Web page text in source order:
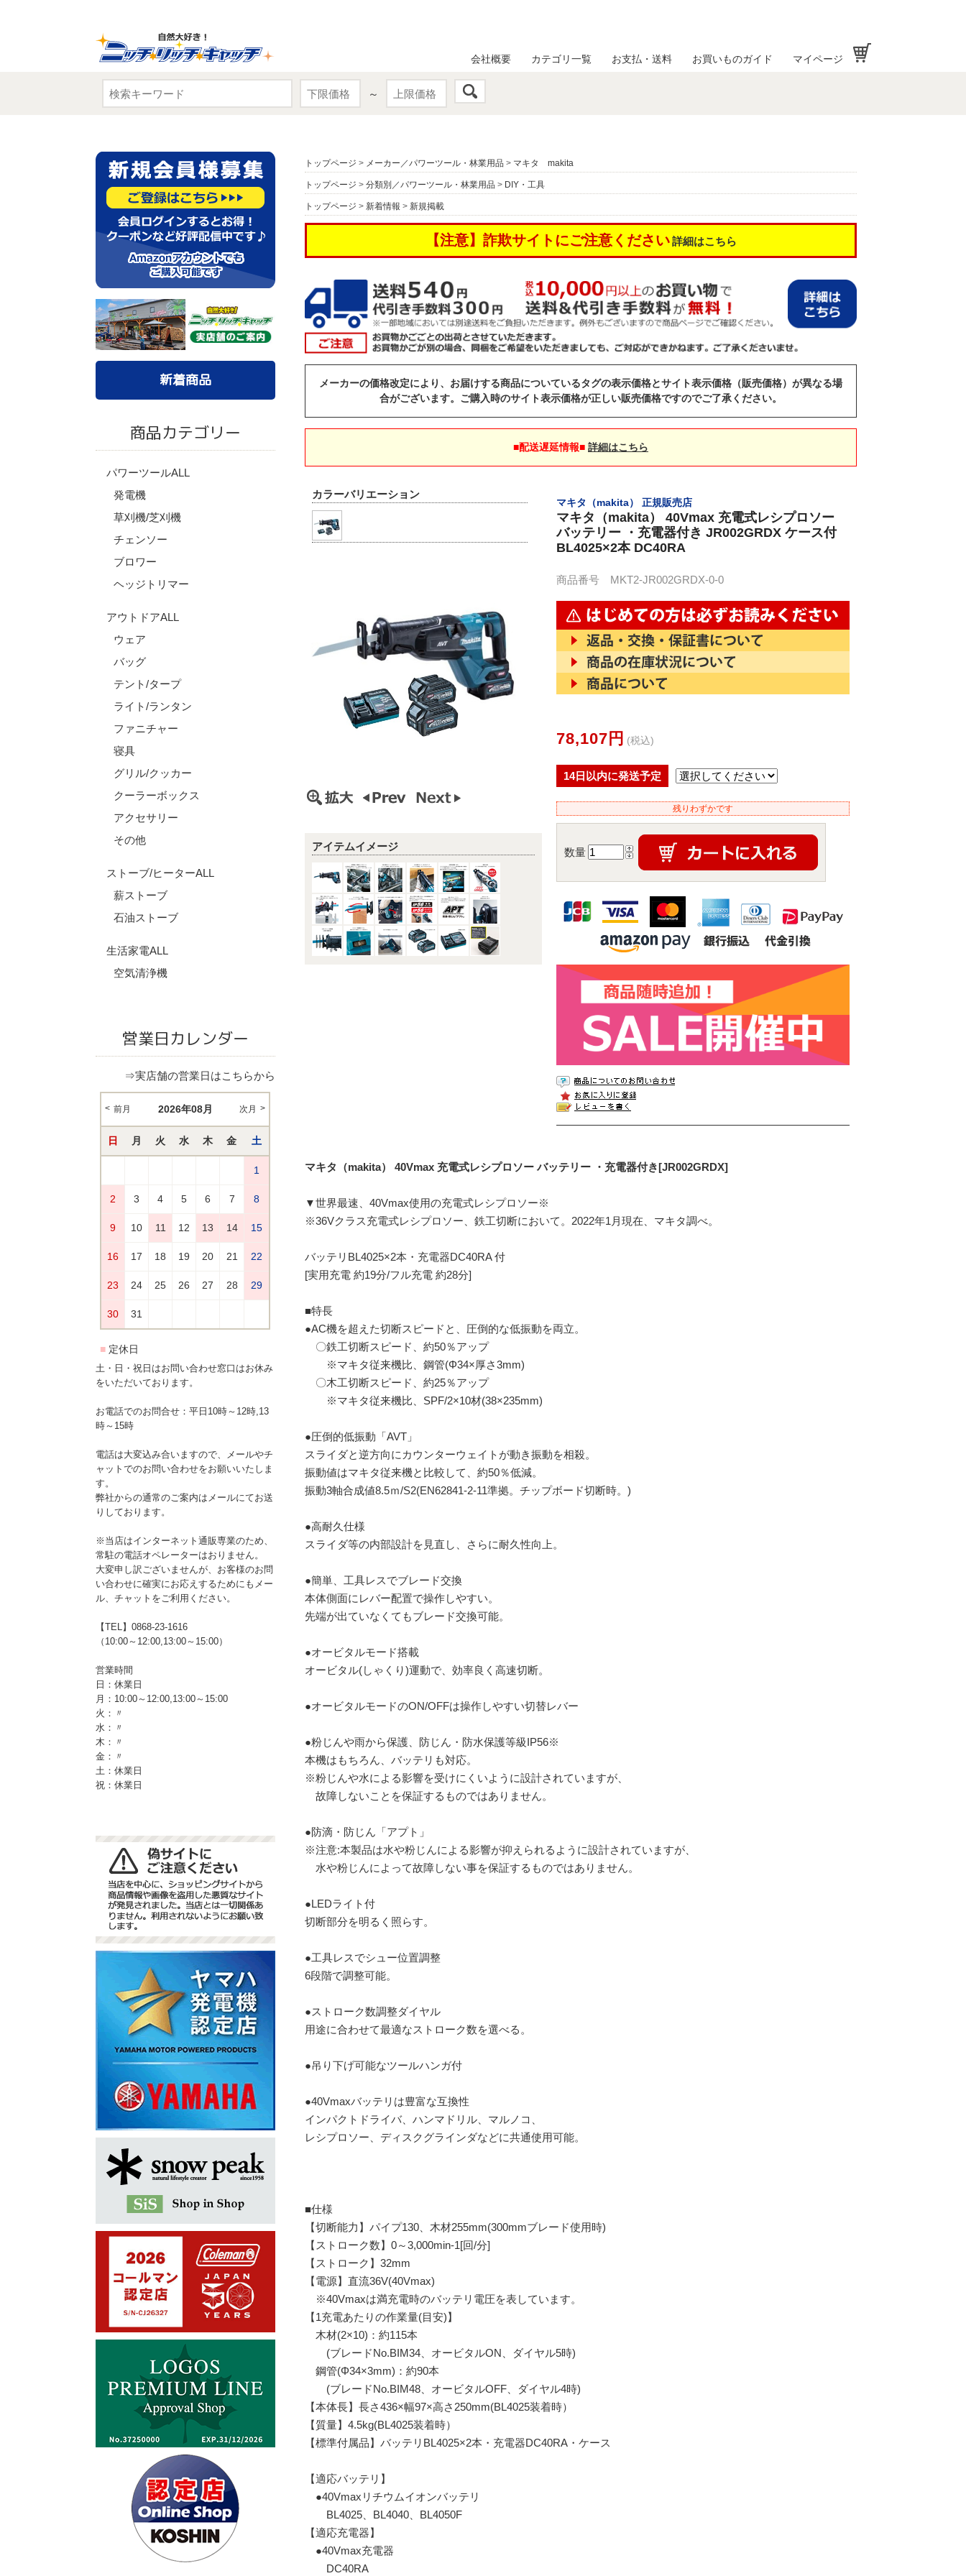
～
会社概要 カテゴリ一覧 お支払・送料 お買いものガイド マイページ
新着商品
商品カテゴリー
パワーツールALL
発電機
草刈機/芝刈機
チェンソー
ブロワー
ヘッジトリマー
アウトドアALL
ウェア
バッグ
テント/タープ
ライト/ランタン
ファニチャー
寝具
グリル/クッカー
クーラーボックス
アクセサリー
その他
ストーブ/ヒーターALL
薪ストーブ
石油ストーブ
生活家電ALL
空気清浄機
営業日カレンダー
⇒実店舗の営業日はこちらから
土・日・祝日はお問い合わせ窓口はお休み
をいただいております。
お電話でのお問合せ：平日10時～12時,13
時～15時
電話は大変込み合いますので、メールやチ
ャットでのお問い合わせをお願いいたしま
す。
弊社からの通常のご案内はメールにてお送
りしております。
※当店はインターネット通販専業のため、
常駐の電話オペレーターはおりません。
大変申し訳ございませんが、お客様のお問
い合わせに確実にお応えするためにもメー
ル、チャットをご利用ください。
【TEL】0868-23-1616
（10:00～12:00,13:00～15:00）
営業時間
日：休業日
月：10:00～12:00,13:00～15:00
火：〃
水：〃
木：〃
金：〃
土：休業日
祝：休業日
トップページ > メーカー／パワーツール・林業用品 > マキタ makita
トップページ > 分類別／パワーツール・林業用品 > DIY・工具
トップページ > 新着情報 > 新規掲載
【注意】詐欺サイトにご注意ください 詳細はこちら
メーカーの価格改定により、お届けする商品についているタグの表示価格とサイト表示価格（販売価格）が異なる場
合がございます。ご購入時のサイト表示価格が正しい販売価格ですのでご了承ください。
■配送遅延情報■ 詳細はこちら
マキタ（makita） 正規販売店
マキタ（makita） 40Vmax 充電式レシプロソー
バッテリー ・充電器付き JR002GRDX ケース付
BL4025×2本 DC40RA
商品番号 MKT2-JR002GRDX-0-0
78,107円 (税込)
14日以内に発送予定
残りわずかです
数量
カラーバリエーション
アイテムイメージ
マキタ（makita） 40Vmax 充電式レシプロソー バッテリー ・充電器付き[JR002GRDX]
▼世界最速、40Vmax使用の充電式レシプロソー※
※36Vクラス充電式レシプロソー、鉄工切断において。2022年1月現在、マキタ調べ。
バッテリBL4025×2本・充電器DC40RA 付
[実用充電 約19分/フル充電 約28分]
■特長
●AC機を超えた切断スピードと、圧倒的な低振動を両立。
〇鉄工切断スピード、約50％アップ
※マキタ従来機比、鋼管(Φ34×厚さ3mm)
〇木工切断スピード、約25％アップ
※マキタ従来機比、SPF/2×10材(38×235mm)
●圧倒的低振動「AVT」
スライダと逆方向にカウンターウェイトが動き振動を相殺。
振動値はマキタ従来機と比較して、約50％低減。
振動3軸合成値8.5ｍ/S2(EN62841-2-11準拠。チップボード切断時。)
●高耐久仕様
スライダ等の内部設計を見直し、さらに耐久性向上。
●簡単、工具レスでブレード交換
本体側面にレバー配置で操作しやすい。
先端が出ていなくてもブレード交換可能。
●オービタルモード搭載
オービタル(しゃくり)運動で、効率良く高速切断。
●オービタルモードのON/OFFは操作しやすい切替レバー
●粉じんや雨から保護、防じん・防水保護等級IP56※
本機はもちろん、バッテリも対応。
※粉じんや水による影響を受けにくいように設計されていますが、
故障しないことを保証するものではありません。
●防滴・防じん「アプト」
※注意:本製品は水や粉じんによる影響が抑えられるように設計されていますが、
水や粉じんによって故障しない事を保証するものではありません。
●LEDライト付
切断部分を明るく照らす。
●工具レスでシュー位置調整
6段階で調整可能。
●ストローク数調整ダイヤル
用途に合わせて最適なストローク数を選べる。
●吊り下げ可能なツールハンガ付
●40Vmaxバッテリは豊富な互換性
インパクトドライバ、ハンマドリル、マルノコ、
レシプロソー、ディスクグラインダなどに共通使用可能。
■仕様
【切断能力】パイプ130、木材255mm(300mmブレード使用時)
【ストローク数】0～3,000min-1[回/分]
【ストローク】32mm
【電源】直流36V(40Vmax)
※40Vmaxは満充電時のバッテリ電圧を表しています。
【1充電あたりの作業量(目安)】
木材(2×10)：約115本
(ブレードNo.BIM34、オービタルON、ダイヤル5時)
鋼管(Φ34×3mm)：約90本
(ブレードNo.BIM48、オービタルOFF、ダイヤル4時)
【本体長】長さ436×幅97×高さ250mm(BL4025装着時）
【質量】4.5kg(BL4025装着時）
【標準付属品】バッテリBL4025×2本・充電器DC40RA・ケース
【適応バッテリ】
●40Vmaxリチウムイオンバッテリ
BL4025、BL4040、BL4050F
【適応充電器】
●40Vmax充電器
DC40RA